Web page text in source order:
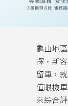
龜山地
擇，新
留車，
值跟機
來綜合